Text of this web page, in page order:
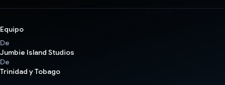
Equipo
De
Jumbie Island Studios
De
Trinidad y Tobago